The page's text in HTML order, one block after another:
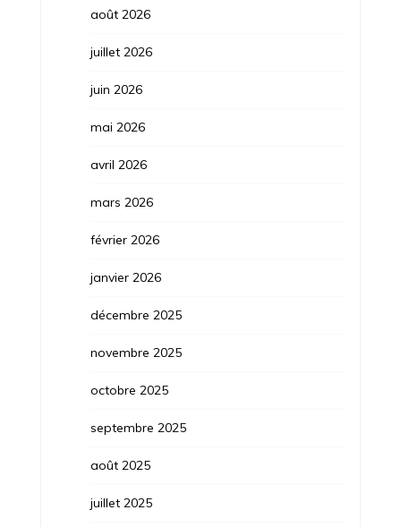
août 2026
juillet 2026
juin 2026
mai 2026
avril 2026
mars 2026
février 2026
janvier 2026
décembre 2025
novembre 2025
octobre 2025
septembre 2025
août 2025
juillet 2025